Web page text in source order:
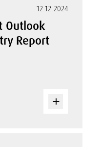
12.12.2024
Outlook
Report